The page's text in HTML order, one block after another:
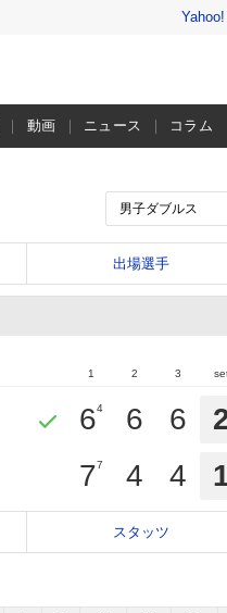
動画 ニュース コラム
出場選手
1 2 3
64 6 6
77 4 4
スタッツ